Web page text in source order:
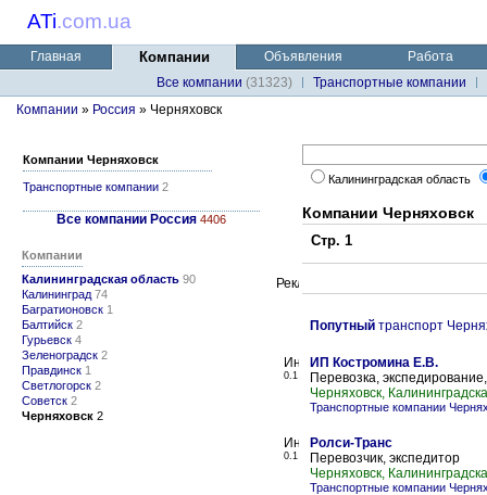
ATi.com.ua
Главная Компании Объявления
Работа
Все компании (31323)
Транспортные компании
Компании » Россия » Черняховск
Компании Черняховск
Транспортные компании 2
Все компании Россия 4406
Компании
Калининградская область 90
Калининград 74
Багратионовск 1
Балтийск 2
Гурьевск 4
Зеленоградск 2
Правдинск 1
Светлогорск 2
Советск 2
Черняховск 2
Калининградская область
Компании Черняховск
Стр. 1
Попутный транспорт
0.1
ИП Костромина Е.В.
Перевозка,
Черняховск,
Транспортные компании
0.1
Ролси-Транс
Перевозчик, экспедитор
Черняховск,
Транспортные компании